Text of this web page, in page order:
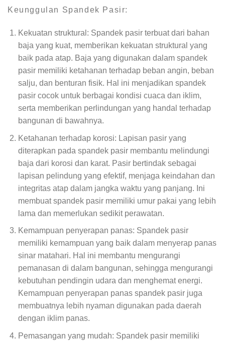
Keunggulan Spandek Pasir:
Kekuatan struktural: Spandek pasir terbuat dari bahan
baja yang kuat, memberikan kekuatan struktural yang
baik pada atap. Baja yang digunakan dalam spandek
pasir memiliki ketahanan terhadap beban angin, beban
salju, dan benturan fisik. Hal ini menjadikan spandek
pasir cocok untuk berbagai kondisi cuaca dan iklim,
serta memberikan perlindungan yang handal terhadap
bangunan di bawahnya.
Ketahanan terhadap korosi: Lapisan pasir yang
diterapkan pada spandek pasir membantu melindungi
baja dari korosi dan karat. Pasir bertindak sebagai
lapisan pelindung yang efektif, menjaga keindahan dan
integritas atap dalam jangka waktu yang panjang. Ini
membuat spandek pasir memiliki umur pakai yang lebih
lama dan memerlukan sedikit perawatan.
Kemampuan penyerapan panas: Spandek pasir
memiliki kemampuan yang baik dalam menyerap panas
sinar matahari. Hal ini membantu mengurangi
pemanasan di dalam bangunan, sehingga mengurangi
kebutuhan pendingin udara dan menghemat energi.
Kemampuan penyerapan panas spandek pasir juga
membuatnya lebih nyaman digunakan pada daerah
dengan iklim panas.
Pemasangan yang mudah: Spandek pasir memiliki